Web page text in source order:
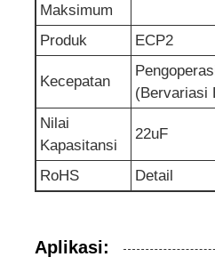
Modul GPS
Modul Frekuensi Radio
Modul Daya
Relai keadaan padat
Antena Komunikasi
Maksimum
Produk ECP2
Kecepatan
(Bervariasi
Nilai
Kapasitansi
22uF
RoHS Detail
Aplikasi: